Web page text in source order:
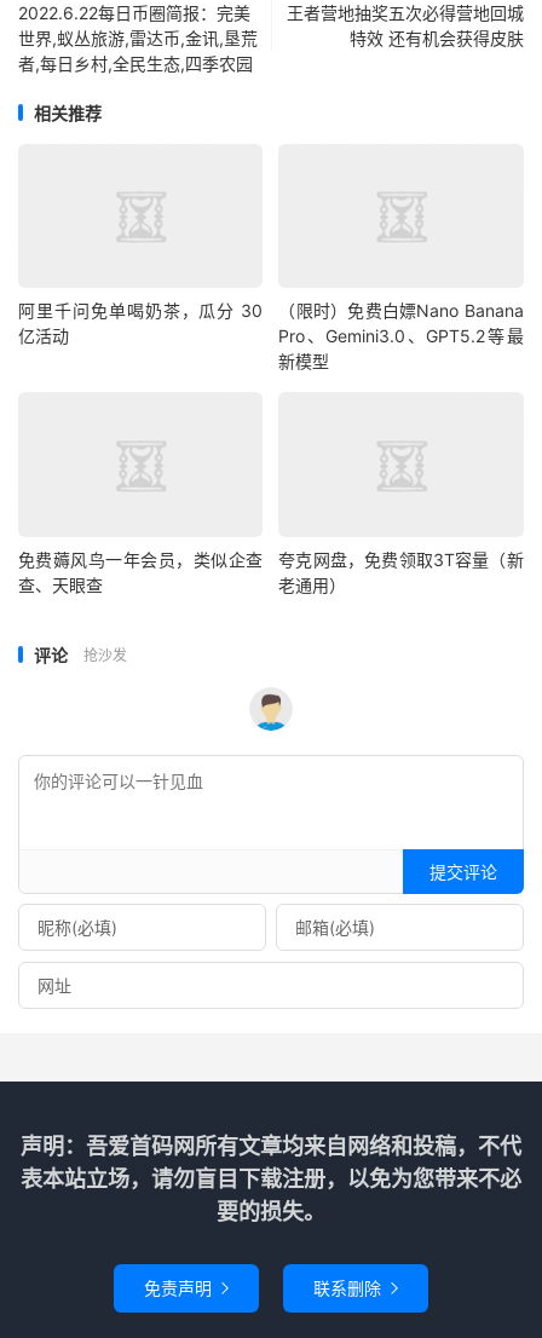
2022.6.22每日币圈简报：完美
世界,蚁丛旅游,雷达币,金讯,垦荒
者,每日乡村,全民生态,四季农园
王者营地抽奖五次必得营地回城
特效 还有机会获得皮肤
相关推荐
阿里千问免单喝奶茶，瓜分 30
亿活动
（限时）免费白嫖Nano Banana
Pro、Gemini3.0、GPT5.2等最
新模型
免费薅风鸟一年会员，类似企查
查、天眼查
夸克网盘，免费领取3T容量（新
老通用）
评论 抢沙发
提交评论
声明：吾爱首码网所有文章均来自网络和投稿，不代
表本站立场，请勿盲目下载注册，以免为您带来不必
要的损失。
免责声明  联系删除 